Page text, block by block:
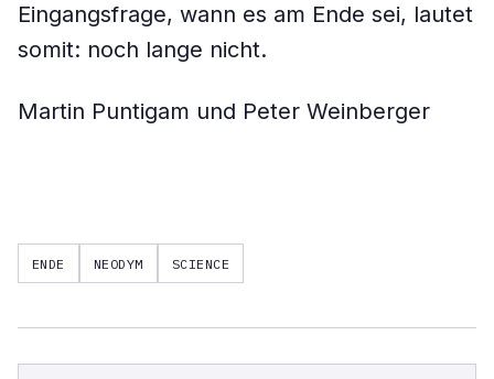
Eingangsfrage, wann es am Ende sei, lautet
somit: noch lange nicht.
Martin Puntigam und Peter Weinberger
ENDE NEODYM SCIENCE